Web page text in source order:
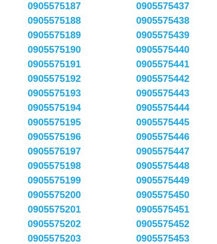
0905575187
0905575188
0905575189
0905575190
0905575191
0905575192
0905575193
0905575194
0905575195
0905575196
0905575197
0905575198
0905575199
0905575200
0905575201
0905575202
0905575203
0905575437
0905575438
0905575439
0905575440
0905575441
0905575442
0905575443
0905575444
0905575445
0905575446
0905575447
0905575448
0905575449
0905575450
0905575451
0905575452
0905575453